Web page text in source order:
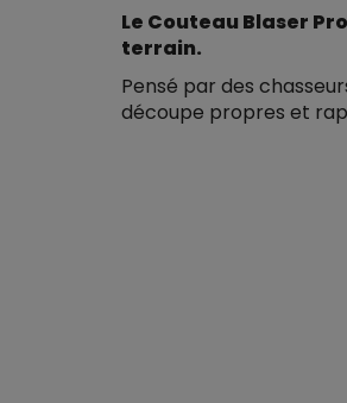
Le Couteau Blaser
terrain.
Pensé par des
découpe propres et